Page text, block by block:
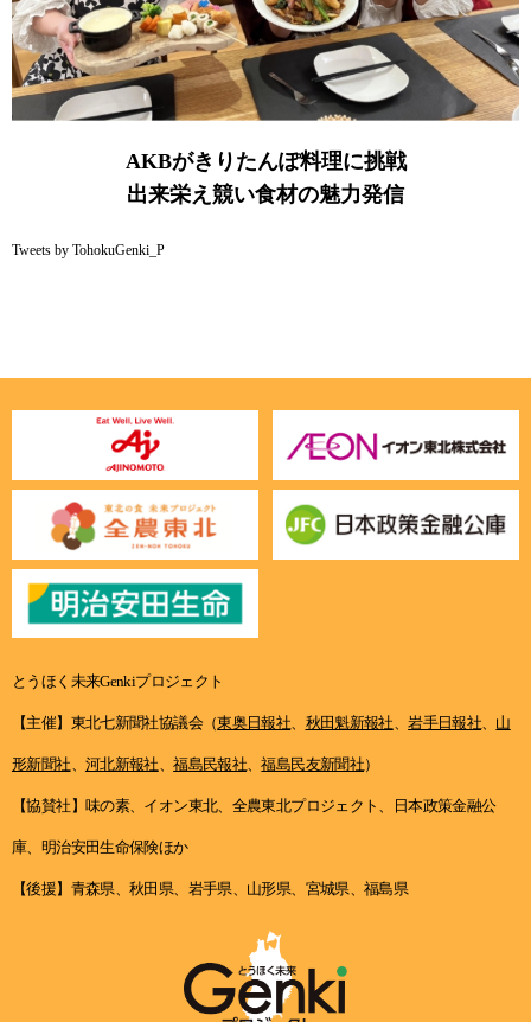
AKBがきりたんぽ料理に挑戦
出来栄え競い食材の魅力発信
Tweets by TohokuGenki_P
とうほく未来Genkiプロジェクト
【主催】東北七新聞社協議会（東奥日報社、 秋田魁新報社、岩手日報社、 山
形新聞社、 河北新報社、福島民報社、福島民友新聞社）
【協賛社】味の素、イオン東北、全農東北プロジェクト、日本政策金融公
庫、明治安田生命保険ほか
【後援】青森県、秋田県、岩手県、山形県、宮城県、福島県